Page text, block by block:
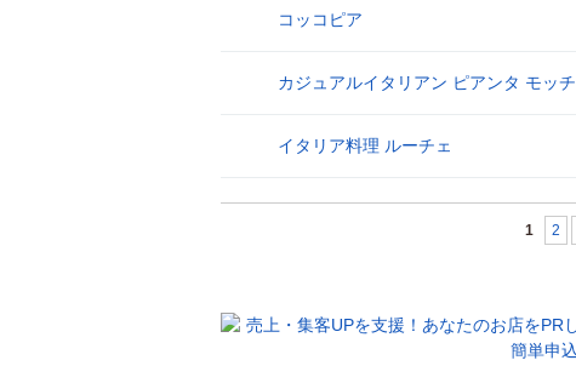
コッコピア
カジュアルイタリアン ピアンタ モッチ
イタリア料理 ルーチェ
1 2